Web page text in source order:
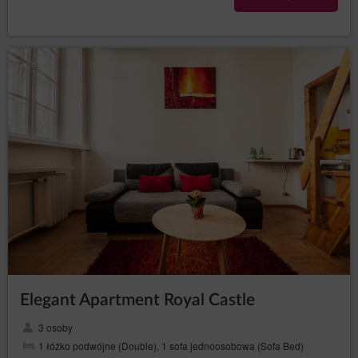
prawnej do ich przetwarzania lub dane nie są już
do ograniczenia przetwarzania (art. 18 RODO)
osobowych, gdy:
osoba, której dane dotyczą, kwestionuje
prawidłowość danych osobowych – na
okres pozwalający Administratorowi danych
przetwarzanie jest niezgodne z prawem, a
osoba, której dane dotyczą, sprzeciwia się
ich usunięciu, żądając ograniczenia ich
wykorzystywania,
Administrator danych nie potrzebuje już
tych danych, ale są one potrzebne osobie,
której dane dotyczą, do ustalenia,
dochodzenia lub obrony roszczeń,
sprzeciw wobec przetwarzania – do czasu
stwierdzenia, czy prawnie uzasadnione
osoby, której dane dotyczą;
Elegant Apartment Royal Castle
3 osoby
1 łóżko podwójne (Double), 1 sofa jednoosobowa (Sofa Bed)